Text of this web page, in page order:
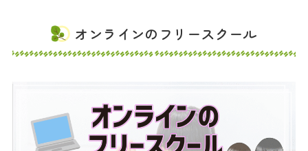
オンラインのフリースクール